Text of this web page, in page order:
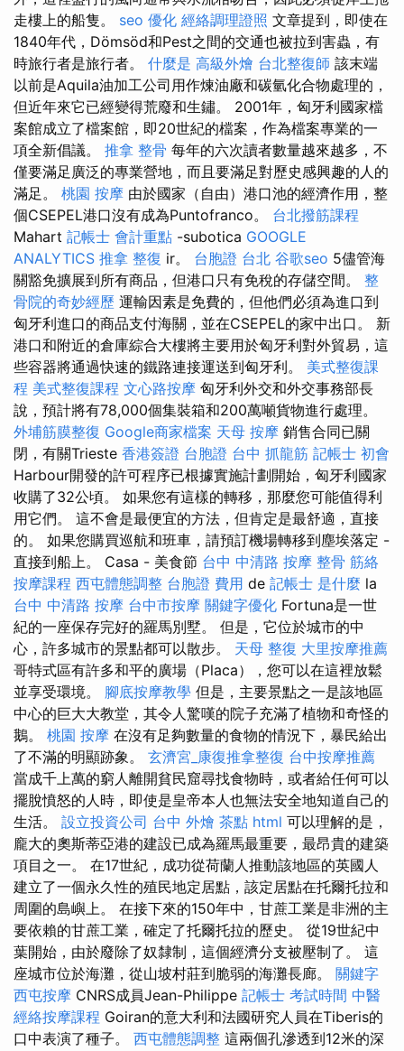
走樓上的船隻。 seo 優化 經絡調理證照 文章提到，即使在
1840年代，Dömsöd和Pest之間的交通也被拉到害蟲，有
時旅行者是旅行者。 什麼是 高級外燴 台北整復師 該末端
以前是Aquila油加工公司用作煉油廠和碳氫化合物處理的，
但近年來它已經變得荒廢和生鏽。 2001年，匈牙利國家檔
案館成立了檔案館，即20世紀的檔案，作為檔案專業的一
項全新倡議。 推拿 整骨 每年的六次讀者數量越來越多，不
僅要滿足廣泛的專業營地，而且要滿足對歷史感興趣的人的
滿足。 桃園 按摩 由於國家（自由）港口池的經濟作用，整
個CSEPEL港口沒有成為Puntofranco。 台北撥筋課程
Mahart 記帳士 會計重點 -subotica GOOGLE
ANALYTICS 推拿 整復 ir。 台胞證 台北 谷歌seo 5儘管海
關豁免擴展到所有商品，但港口只有免稅的存儲空間。 整
骨院的奇妙經歷 運輸因素是免費的，但他們必須為進口到
匈牙利進口的商品支付海關，並在CSEPEL的家中出口。 新
港口和附近的倉庫綜合大樓將主要用於匈牙利對外貿易，這
些容器將通過快速的鐵路連接運送到匈牙利。 美式整復課
程 美式整復課程 文心路按摩 匈牙利外交和外交事務部長
說，預計將有78,000個集裝箱和200萬噸貨物進行處理。
外埔筋膜整復 Google商家檔案 天母 按摩 銷售合同已關
閉，有關Trieste 香港簽證 台胞證 台中 抓龍筋 記帳士 初會
Harbour開發的許可程序已根據實施計劃開始，匈牙利國家
收購了32公頃。 如果您有這樣的轉移，那麼您可能值得利
用它們。 這不會是最便宜的方法，但肯定是最舒適，直接
的。 如果您購買巡航和班車，請預訂機場轉移到塵埃落定 -
直接到船上。 Casa - 美食節 台中 中清路 按摩 整骨 筋絡
按摩課程 西屯體態調整 台胞證 費用 de 記帳士 是什麼 la
台中 中清路 按摩 台中市按摩 關鍵字優化 Fortuna是一世
紀的一座保存完好的羅馬別墅。 但是，它位於城市的中
心，許多城市的景點都可以散步。 天母 整復 大里按摩推薦
哥特式區有許多和平的廣場（Placa），您可以在這裡放鬆
並享受環境。 腳底按摩教學 但是，主要景點之一是該地區
中心的巨大大教堂，其令人驚嘆的院子充滿了植物和奇怪的
鵝。 桃園 按摩 在沒有足夠數量的食物的情況下，暴民給出
了不滿的明顯跡象。 玄濟宮_康復推拿整復 台中按摩推薦
當成千上萬的窮人離開貧民窟尋找食物時，或者給任何可以
擺脫憤怒的人時，即使是皇帝本人也無法安全地知道自己的
生活。 設立投資公司 台中 外燴 茶點 html 可以理解的是，
龐大的奧斯蒂亞港的建設已成為羅馬最重要，最昂貴的建築
項目之一。 在17世紀，成功從荷蘭人推動該地區的英國人
建立了一個永久性的殖民地定居點，該定居點在托爾托拉和
周圍的島嶼上。 在接下來的150年中，甘蔗工業是非洲的主
要依賴的甘蔗工業，確定了托爾托拉的歷史。 從19世紀中
葉開始，由於廢除了奴隸制，這個經濟分支被壓制了。 這
座城市位於海灘，從山坡村莊到脆弱的海灘長廊。 關鍵字
西屯按摩 CNRS成員Jean-Philippe 記帳士 考試時間 中醫
經絡按摩課程 Goiran的意大利和法國研究人員在Tiberis的
口中表演了種子。 西屯體態調整 這兩個孔滲透到12米的深